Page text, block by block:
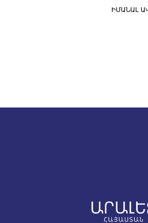
որոնցում ամփոփվելու
ԻՄԱՆԱԼ